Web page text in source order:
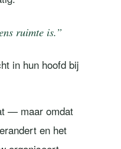
ruimte is.”
in hun hoofd bij
— maar omdat
en het